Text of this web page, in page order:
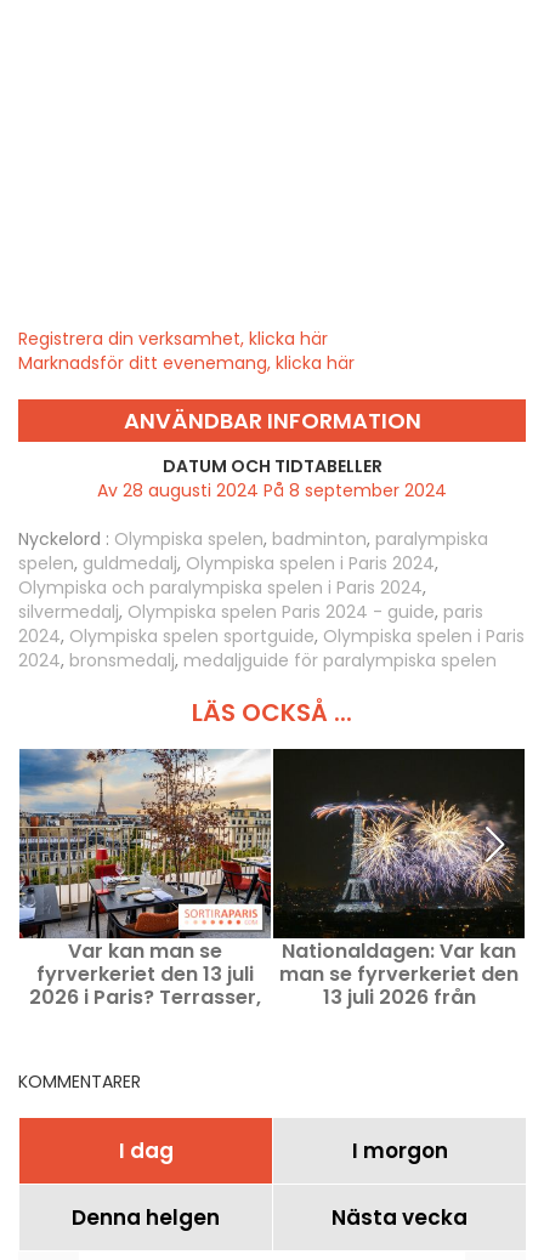
Registrera din verksamhet, klicka här
Marknadsför ditt evenemang, klicka här
ANVÄNDBAR INFORMATION
DATUM OCH TIDTABELLER
Av 28 augusti 2024 På 8 september 2024
Nyckelord : Olympiska spelen, badminton, paralympiska
spelen, guldmedalj, Olympiska spelen i Paris 2024,
Olympiska och paralympiska spelen i Paris 2024,
silvermedalj, Olympiska spelen Paris 2024 - guide, paris
2024, Olympiska spelen sportguide, Olympiska spelen i Paris
2024, bronsmedalj, medaljguide för paralympiska spelen
LÄS OCKSÅ ...
Var kan man se
fyrverkeriet den 13 juli
2026 i Paris? Terrasser,
Nationaldagen: Var kan
man se fyrverkeriet den
13 juli 2026 från
KOMMENTARER
I dag I morgon
Denna helgen Nästa vecka